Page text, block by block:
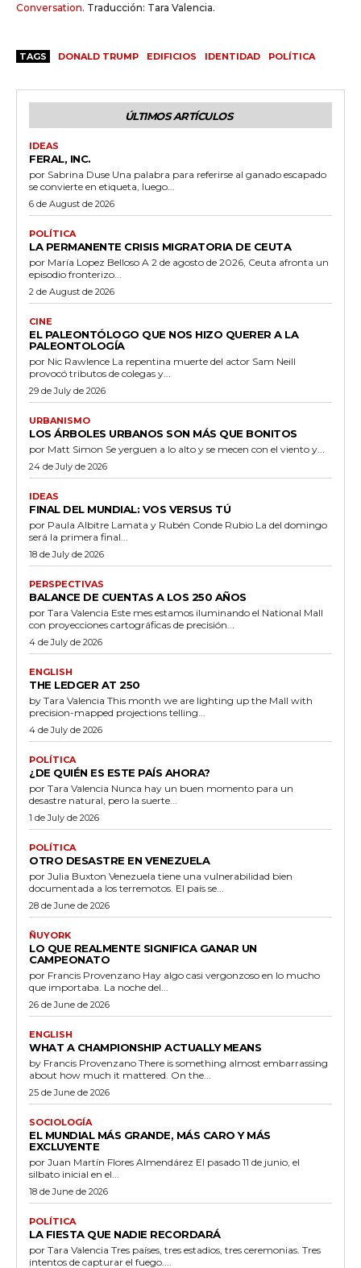
Conversation. Traducción: Tara Valencia.
TAGS DONALD TRUMP EDIFICIOS IDENTIDAD POLÍTICA
ÚLTIMOS ARTÍCULOS
IDEAS
FERAL, INC.
por Sabrina Duse Una palabra para referirse al ganado escapado
se convierte en etiqueta, luego...
6 de August de 2026
POLÍTICA
LA PERMANENTE CRISIS MIGRATORIA DE CEUTA
por María Lopez Belloso A 2 de agosto de 2026, Ceuta afronta un
episodio fronterizo...
2 de August de 2026
CINE
EL PALEONTÓLOGO QUE NOS HIZO QUERER A LA
PALEONTOLOGÍA
por Nic Rawlence La repentina muerte del actor Sam Neill
provocó tributos de colegas y...
29 de July de 2026
URBANISMO
LOS ÁRBOLES URBANOS SON MÁS QUE BONITOS
por Matt Simon Se yerguen a lo alto y se mecen con el viento y...
24 de July de 2026
IDEAS
FINAL DEL MUNDIAL: VOS VERSUS TÚ
por Paula Albitre Lamata y Rubén Conde Rubio La del domingo
será la primera final...
18 de July de 2026
PERSPECTIVAS
BALANCE DE CUENTAS A LOS 250 AÑOS
por Tara Valencia Este mes estamos iluminando el National Mall
con proyecciones cartográficas de precisión...
4 de July de 2026
ENGLISH
THE LEDGER AT 250
by Tara Valencia This month we are lighting up the Mall with
precision-mapped projections telling...
4 de July de 2026
POLÍTICA
¿DE QUIÉN ES ESTE PAÍS AHORA?
por Tara Valencia Nunca hay un buen momento para un
desastre natural, pero la suerte...
1 de July de 2026
POLÍTICA
OTRO DESASTRE EN VENEZUELA
por Julia Buxton Venezuela tiene una vulnerabilidad bien
documentada a los terremotos. El país se...
28 de June de 2026
ÑUYORK
LO QUE REALMENTE SIGNIFICA GANAR UN
CAMPEONATO
por Francis Provenzano Hay algo casi vergonzoso en lo mucho
que importaba. La noche del...
26 de June de 2026
ENGLISH
WHAT A CHAMPIONSHIP ACTUALLY MEANS
by Francis Provenzano There is something almost embarrassing
about how much it mattered. On the...
25 de June de 2026
SOCIOLOGÍA
EL MUNDIAL MÁS GRANDE, MÁS CARO Y MÁS
EXCLUYENTE
por Juan Martín Flores Almendárez El pasado 11 de junio, el
silbato inicial en el...
18 de June de 2026
POLÍTICA
LA FIESTA QUE NADIE RECORDARÁ
por Tara Valencia Tres países, tres estadios, tres ceremonias. Tres
intentos de capturar el fuego....